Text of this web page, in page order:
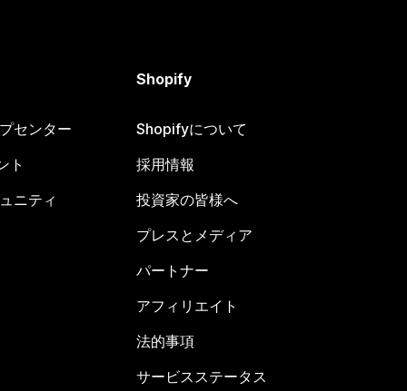
センター
ト
ニティ
Shopify
Shopifyについて
採用情報
投資家の皆様へ
プレスとメディア
パートナー
アフィリエイト
法的事項
サービスステータス